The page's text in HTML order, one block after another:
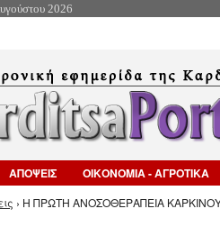
2026
ΑΠΟΨΕΙΣ ΟΙΚΟΝΟΜΙΑ - ΑΓΡΟΤΙΚΑ
› Η ΠΡΩΤΗ ΑΝΟΣΟΘΕΡΑΠΕΙΑ ΚΑΡΚΙΝΟΥ